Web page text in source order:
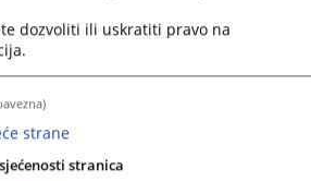
dozvoliti ili uskratiti pravo na
strane
stranica